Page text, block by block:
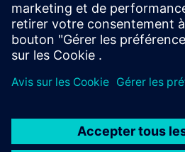
Date de publication : 16 mars 2026